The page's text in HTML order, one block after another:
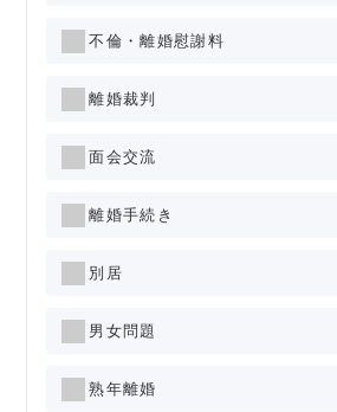
不倫・離婚慰謝料
離婚裁判
面会交流
離婚手続き
別居
男女問題
熟年離婚